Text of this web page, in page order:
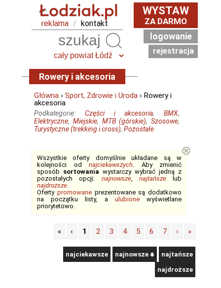
reklama / kontakt
WYSTAW
ZA DARMO
logowanie
rejestracja
Rowery i akcesoria
Główna › Sport, Zdrowie i Uroda › Rowery i
akcesoria
Podkategorie: Części i akcesoria, BMX,
Elektryczne, Miejskie, MTB (górskie), Szosowe,
Turystyczne (trekking i cross), Pozostałe
Wszystkie oferty domyślnie układane są w
kolejności od najciekawszych. Aby zmienić
sposób sortowania wystarczy wybrać jedną z
pozostałych opcji: najnowsze, najtańszelub
najdroższe.
Oferty promowaneprezentowane są dodatkowo
na początku listy, a ulubionewyświetlane
priorytetowo.
⊗
« ‹ 1 2 3 4 5 6 7 › »
najciekawsze najnowsze najtańsze
najdroższe